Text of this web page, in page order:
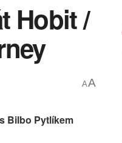
Hobit /
AA
Bilbo Pytlíkem